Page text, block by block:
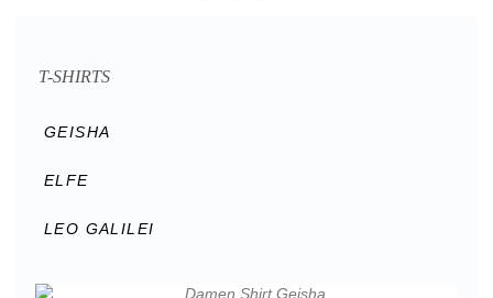
T-SHIRTS
GEISHA
ELFE
LEO GALILEI